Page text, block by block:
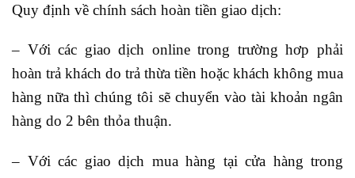
Quy định về chính sách hoàn tiền giao dịch:
– Với các giao dịch online trong trường hơp phải
hoàn trả khách do trả thừa tiền hoặc khách không mua
hàng nữa thì chúng tôi sẽ chuyển vào tài khoản ngân
hàng do 2 bên thỏa thuận.
– Với các giao dịch mua hàng tại cửa hàng trong